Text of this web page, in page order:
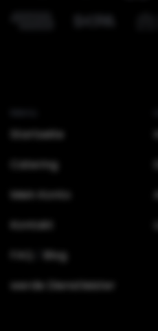
Startseite
Catering
Mein Konto
Kontakt
FAQ
Blog
werde Dienstleister